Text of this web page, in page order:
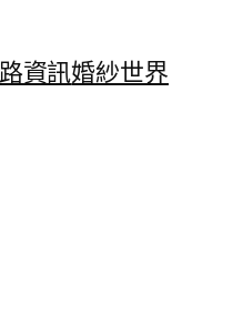
資訊婚紗世界